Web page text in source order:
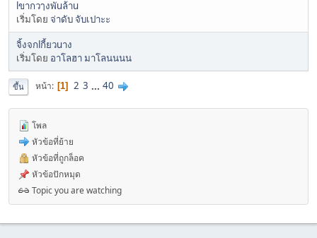
lขากวๅงพัuล้าu
เริ่มโดย จ่าดับ จับเปาะะ
จิ้งจกlกี้ยวuาง
เริ่มโดย อาโลฮา มาโลนนนน
ขึ้น หน้า 1 2 3 ... 40
โพล
หัวข้อที่ย้าย
หัวข้อที่ถูกล็อค
หัวข้อปักหมุด
Topic you are watching